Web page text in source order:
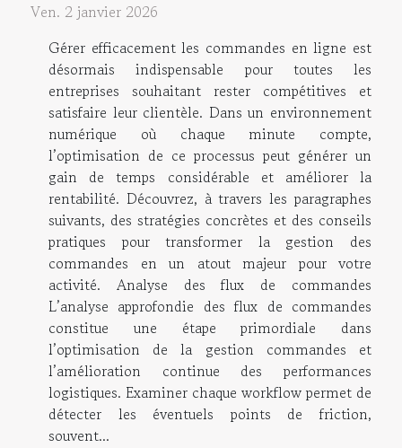
Ven. 2 janvier 2026
Gérer efficacement les commandes en ligne est
désormais indispensable pour toutes les
entreprises souhaitant rester compétitives et
satisfaire leur clientèle. Dans un environnement
numérique où chaque minute compte,
l’optimisation de ce processus peut générer un
gain de temps considérable et améliorer la
rentabilité. Découvrez, à travers les paragraphes
suivants, des stratégies concrètes et des conseils
pratiques pour transformer la gestion des
commandes en un atout majeur pour votre
activité. Analyse des flux de commandes
L’analyse approfondie des flux de commandes
constitue une étape primordiale dans
l’optimisation de la gestion commandes et
l’amélioration continue des performances
logistiques. Examiner chaque workflow permet de
détecter les éventuels points de friction,
souvent...